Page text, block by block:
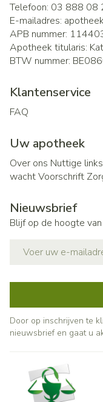
Telefoon: 03 888 08
E-mailadres:
APB nummer:
Apotheek titularis:
BTW nummer:
Klantenservice
FAQ
Uw apotheek
Over ons Nuttige links
wachtVoorschrift
Nieuwsbrief
Blijf op de hoogte
Door op inschrijven te
nieuwsbrief en gaat u